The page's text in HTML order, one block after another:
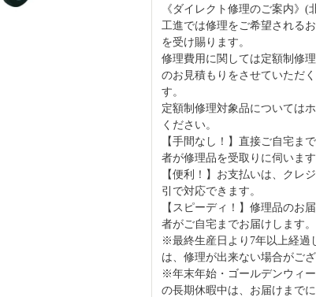
《ダイレクト修理のご案内》(
工進では修理をご希望される
を受け賜ります。
修理費用に関しては定額制修
のお見積もりをさせていただ
す。
定額制修理対象品については
ください。
【手間なし！】直接ご自宅ま
者が修理品を受取りに伺います
【便利！】お支払いは、クレ
引で対応できます。
【スピーディ！】修理品のお
者がご自宅までお届けします。
※最終生産日より7年以上経過
は、修理が出来ない場合がござ
※年末年始・ゴールデンウィ
の長期休暇中は、お届けまで